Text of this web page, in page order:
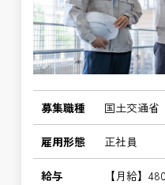
募集職種 国土交通
雇用形態 正社員
給与 【月給】